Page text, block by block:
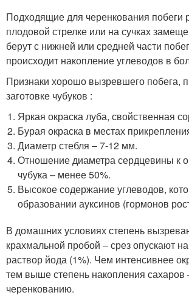
Подходящие для черенкования побеги
плодовой стрелке или на сучках
берут с нижней или средней части
происходит накопление углеводов в
Признаки хорошо вызревшего побега,
заготовке чубуков :
Яркая окраска луба, свойственная
Бурая окраска в местах
Диаметр стебля – 7-12 мм.
Отношение диаметра сердцевины к
чубука – менее 50%.
Высокое содержание углеводов,
образовании ауксинов (гормонов
В домашних условиях степень
крахмальной пробой – срез опускают
раствор йода (1%). Чем интенсивнее
тем выше степень накопления сахаров
черенкованию.